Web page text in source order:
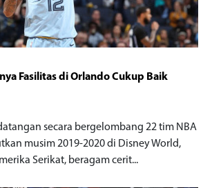
Fasilitas di Orlando Cukup Baik
secara bergelombang 22 tim NBA
musim 2019-2020 di Disney World,
Serikat, beragam cerit...